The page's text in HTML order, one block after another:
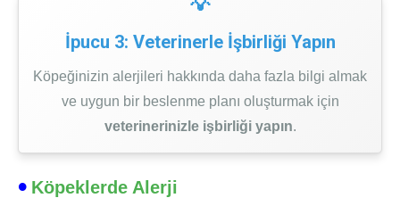
İpucu 3: Veterinerle İşbirliği Yapın
Köpeğinizin alerjileri hakkında daha fazla bilgi almak
ve uygun bir beslenme planı oluşturmak için
veterinerinizle işbirliği yapın.
Köpeklerde Alerji